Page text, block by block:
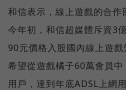
和信表示，線上遊戲的合作
今年初，和信超媒體斥資3
90元價格入股國內線上遊戲
希望從遊戲橘子60萬會員
用戶，達到年底ADSL上網